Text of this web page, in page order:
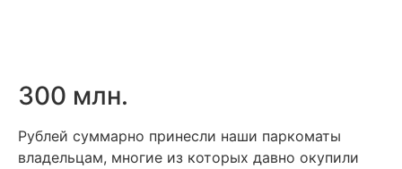
300 млн.
Рублей суммарно принесли наши паркоматы
владельцам, многие из которых давно окупили